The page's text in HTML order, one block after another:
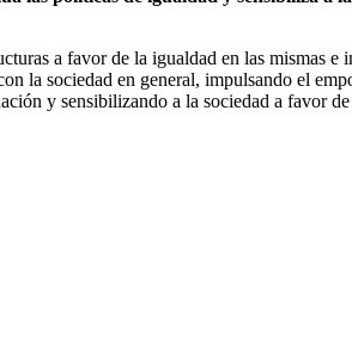
a favor de la igualdad en las mismas e
la sociedad en general, impulsando el
y sensibilizando a la sociedad a favor